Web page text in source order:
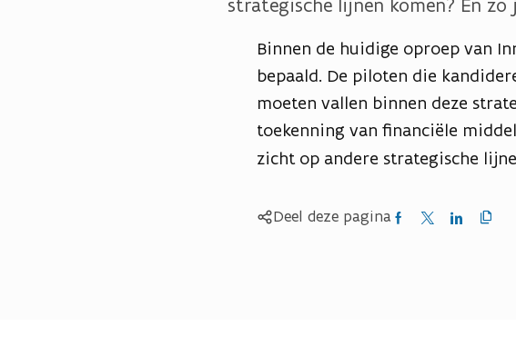
strategische lijnen komen? En
Binnen de huidige oproep van
bepaald. De piloten die
moeten vallen binnen deze
toekenning van financiële
zicht op andere strategische
Deel deze paginaDelenDelenDelen Kopieer
link